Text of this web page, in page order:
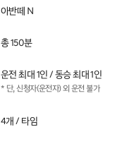
아반떼 N
총 150분
운전 최대 1인 / 동승 최대 1인
* 단, 신청자(운전자) 외 운전 불가
4개 / 타임